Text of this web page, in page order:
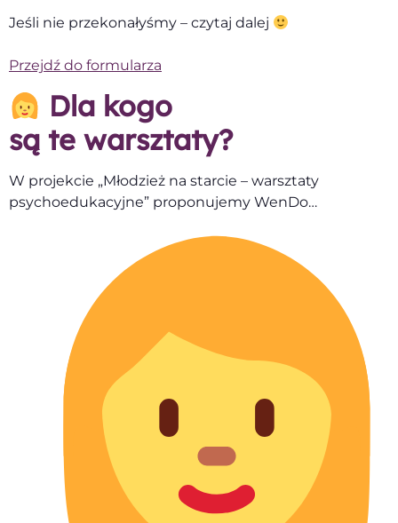
Jeśli nie przekonałyśmy – czytaj dalej
Przejdź do formularza
Dla kogo
są te warsztaty?
W projekcie „Młodzież na starcie – warsztaty
psychoedukacyjne” proponujemy WenDo…